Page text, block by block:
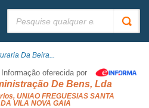
Da Beira...
Informação oferecida por
De Bens, Lda
UNIAO FREGUESIAS SANTA
VILA NOVA GAIA